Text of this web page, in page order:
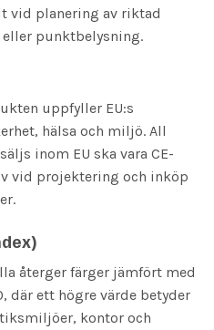
vid planering av riktad
punktbelysning.
uppfyller EU:s
hälsa och miljö. All
inom EU ska vara CE-
vid projektering och inköp
återger färger jämfört med
där ett högre värde betyder
kontor och